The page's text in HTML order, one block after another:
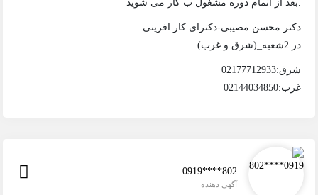
.بعد از اتمام دوره مشغول ب کار می شوید
دکتر محسن مصیبی-دکترای کار افرینی
در 2شعبه_(شرق و غرب)
شرق:02177712933
غرب:02144034850
0919****802
آگهی دهنده